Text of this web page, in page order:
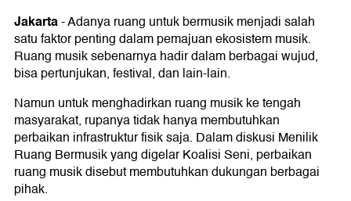
Jakarta-Adanya ruang untuk bermusik menjadi salah
satu faktor penting dalam pemajuan ekosistem musik.
Ruang musik sebenarnya hadir dalam berbagai wujud,
bisa pertunjukan, festival, dan lain-lain.
Namun untuk menghadirkan ruang musik ke tengah
masyarakat, rupanya tidak hanya membutuhkan
perbaikan infrastruktur fisik saja. Dalam diskusi Menilik
Ruang Bermusik yang digelar Koalisi Seni, perbaikan
ruang musik disebut membutuhkan dukungan berbagai
pihak.